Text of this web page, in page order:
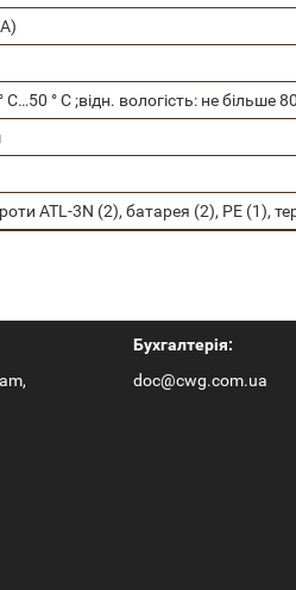
С…50 ° С;відн. вологість: не більше
ATL-3N (2), батарея (2), РЕ (1),
Бухгалтерія:
doc@cwg.com.ua